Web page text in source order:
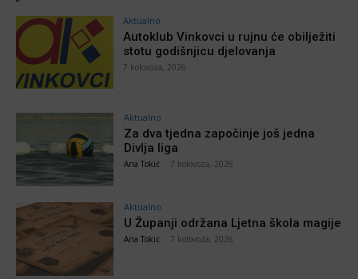
Aktualno
Autoklub Vinkovci u rujnu će obilježiti
stotu godišnjicu djelovanja
7 kolovoza, 2026
Aktualno
Za dva tjedna započinje još jedna
Divlja liga
Ana Tokić 7 kolovoza, 2026
Aktualno
U Županji održana Ljetna škola magije
Ana Tokić 7 kolovoza, 2026